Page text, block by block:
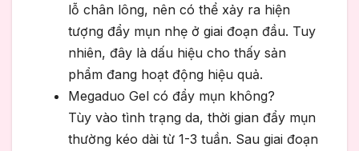
lỗ chân lông, nên có thể xảy ra hiện
tượng đẩy mụn nhẹ ở giai đoạn đầu. Tuy
nhiên, đây là dấu hiệu cho thấy sản
phẩm đang hoạt động hiệu quả.
Megaduo Gel có đẩy mụn không?
Tùy vào tình trạng da, thời gian đẩy mụn
thường kéo dài từ 1-3 tuần. Sau giai đoạn